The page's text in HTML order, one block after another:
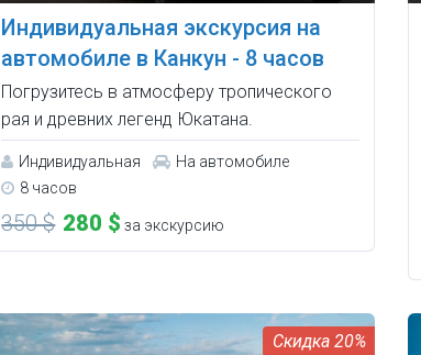
Индивидуальная экскурсия на
автомобиле в Канкун - 8 часов
Погрузитесь в атмосферу тропического
рая и древних легенд Юкатана.
Индивидуальная
На автомобиле
8 часов
350 $ 280 $ за экскурсию
20%